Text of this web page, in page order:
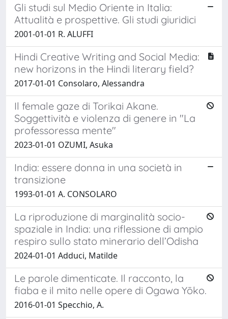
Gli studi sul Medio Oriente in Italia:
Attualità e prospettive. Gli studi giuridici
2001-01-01 R. ALUFFI
Hindi Creative Writing and Social Media:
new horizons in the Hindi literary field?
2017-01-01 Consolaro, Alessandra
Il female gaze di Torikai Akane.
Soggettività e violenza di genere in "La
professoressa mente"
2023-01-01 OZUMI, Asuka
India: essere donna in una società in
transizione
1993-01-01 A. CONSOLARO
La riproduzione di marginalità socio-
spaziale in India: una riflessione di ampio
respiro sullo stato minerario dell’Odisha
2024-01-01 Adduci, Matilde
Le parole dimenticate. Il racconto, la
fiaba e il mito nelle opere di Ogawa Yōko.
2016-01-01 Specchio, A.